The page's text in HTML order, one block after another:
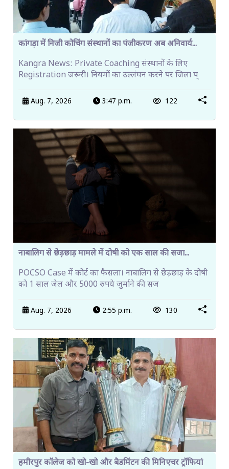
कांगड़ा में निजी कोचिंग संस्थानों का पंजीकरण अब अनिवार्य...
Kangra News: Private Coaching संस्थानों के लिए
Registration जरूरी। नियमों का उल्लंघन करने पर जिला प्
Aug. 7, 2026 3:47 p.m. 122
नाबालिग से छेड़छाड़ मामले में दोषी को एक साल की सजा...
POCSO Case में कोर्ट का फैसला। नाबालिग से छेड़छाड़ के दोषी
को 1 साल जेल और 5000 रुपये जुर्माने की सज
Aug. 7, 2026 2:55 p.m. 130
हमीरपुर कॉलेज को खो-खो और बैडमिंटन की मिनिएचर ट्रॉफियां